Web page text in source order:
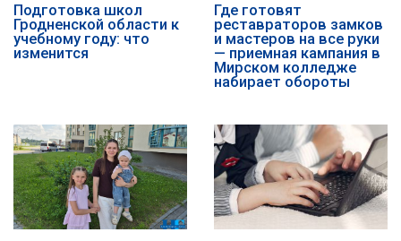
Подготовка школ
Гродненской области к
учебному году: что
изменится
Где готовят
реставраторов замков
и мастеров на все руки
— приемная кампания в
Мирском колледже
набирает обороты